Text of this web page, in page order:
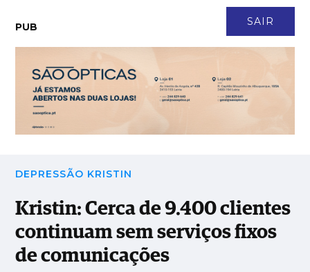
SAIR
PUB
Kristin: Cerca de 9.400 clientes continuam sem serviços fixos
de comunicações
DEPRESSÃO KRISTIN
Kristin: Cerca de 9.400 clientes
continuam sem serviços fixos
de comunicações